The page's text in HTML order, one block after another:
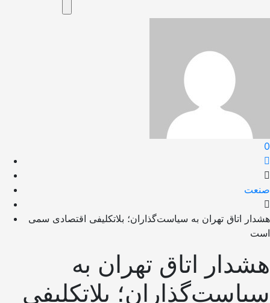
0
صنعت
هشدار اتاق تهران به سیاست‌گذاران؛ بلاتکلیفی اقتصادی سمی
است
هشدار اتاق تهران به
سیاست‌گذاران؛ بلاتکلیفی